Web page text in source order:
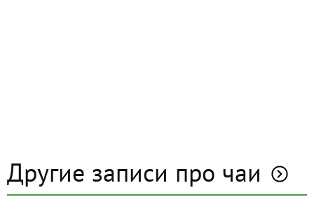
Другие записи про чаи